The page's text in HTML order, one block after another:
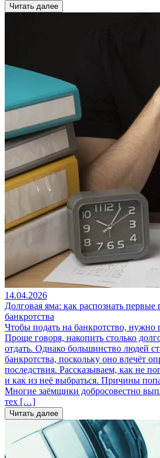
Читать далее
14.04.2026
Долговая яма: как распознать
банкротства
Чтобы подать на банкротство, нужно
Проще говоря, накопить столько
отдать. Однако большинство людей
банкротства, поскольку оно влечёт
последствия. Рассказываем, как не
и как из неё выбраться. Причины
Многие заёмщики добросовестно
тех […]
Читать далее